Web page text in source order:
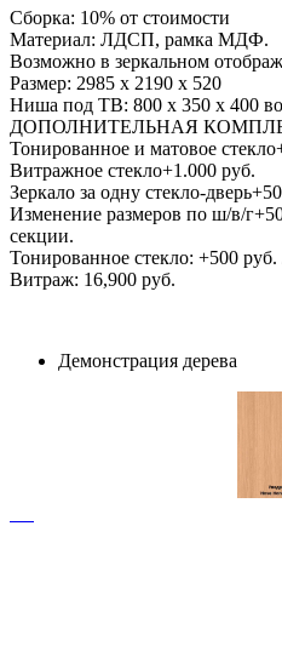
Сборка: 10% от стоимости
Материал: ЛДСП, рамка МДФ.
Возможно в зеркальном
Размер: 2985 х 2190 х 520
Ниша под ТВ: 800 х 350 х 400
ДОПОЛНИТЕЛЬНАЯ
Тонированное и матовое
Витражное стекло+1.000 руб.
Зеркало за одну стекло-
Изменение размеров по ш/в/
секции.
Тонированное стекло: +500 руб.
Витраж: 16,900 руб.
Демонстрация дерева